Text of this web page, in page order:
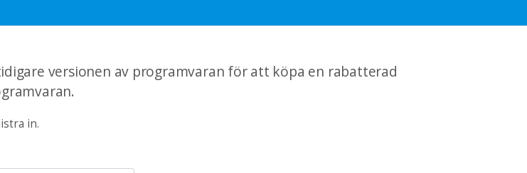
versionen av programvaran för att köpa en rabatterad
in.